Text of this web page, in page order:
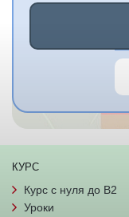
КУРС
Курс с нуля до B2
Уроки